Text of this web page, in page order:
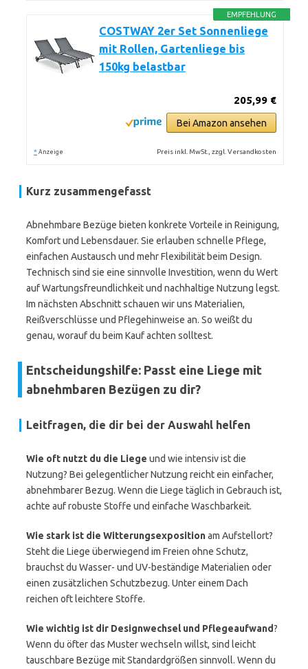
EMPFEHLUNG
COSTWAY 2er Set Sonnenliege
mit Rollen, Gartenliege bis
150kg belastbar
205,99 €
Bei Amazon ansehen
* Anzeige Preis inkl. MwSt., zzgl. Versandkosten
Kurz zusammengefasst
Abnehmbare Bezüge bieten konkrete Vorteile in Reinigung,
Komfort und Lebensdauer. Sie erlauben schnelle Pflege,
einfachen Austausch und mehr Flexibilität beim Design.
Technisch sind sie eine sinnvolle Investition, wenn du Wert
auf Wartungsfreundlichkeit und nachhaltige Nutzung legst.
Im nächsten Abschnitt schauen wir uns Materialien,
Reißverschlüsse und Pflegehinweise an. So weißt du
genau, worauf du beim Kauf achten solltest.
Entscheidungshilfe: Passt eine Liege mit
abnehmbaren Bezügen zu dir?
Leitfragen, die dir bei der Auswahl helfen
Wie oft nutzt du die Liege und wie intensiv ist die
Nutzung? Bei gelegentlicher Nutzung reicht ein einfacher,
abnehmbarer Bezug. Wenn die Liege täglich in Gebrauch ist,
achte auf robuste Stoffe und einfache Waschbarkeit.
Wie stark ist die Witterungsexpositionam Aufstellort?
Steht die Liege überwiegend im Freien ohne Schutz,
brauchst du Wasser- und UV-beständige Materialien oder
einen zusätzlichen Schutzbezug. Unter einem Dach
reichen oft leichtere Stoffe.
Wie wichtig ist dir Designwechsel und Pflegeaufwand?
Wenn du öfter das Muster wechseln willst, sind leicht
tauschbare Bezüge mit Standardgrößen sinnvoll. Wenn du